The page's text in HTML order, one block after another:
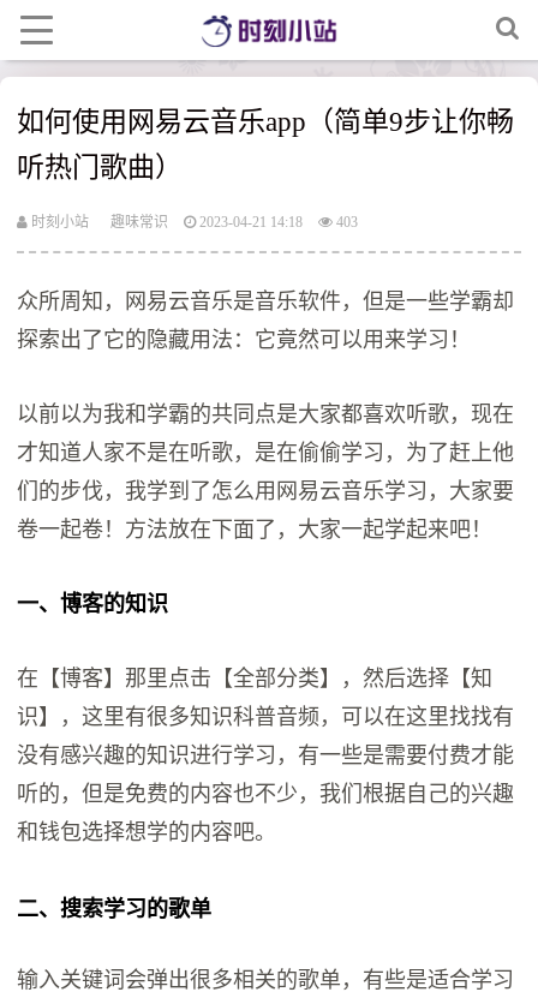
如何使用网易云音乐app（简单9步让你畅
听热门歌曲）
时刻小站 趣味常识 2023-04-21 14:18 403
众所周知，网易云音乐是音乐软件，但是一些学霸却
探索出了它的隐藏用法：它竟然可以用来学习！
以前以为我和学霸的共同点是大家都喜欢听歌，现在
才知道人家不是在听歌，是在偷偷学习，为了赶上他
们的步伐，我学到了怎么用网易云音乐学习，大家要
卷一起卷！方法放在下面了，大家一起学起来吧！
一、博客的知识
在【博客】那里点击【全部分类】，然后选择【知
识】，这里有很多知识科普音频，可以在这里找找有
没有感兴趣的知识进行学习，有一些是需要付费才能
听的，但是免费的内容也不少，我们根据自己的兴趣
和钱包选择想学的内容吧。
二、搜索学习的歌单
输入关键词会弹出很多相关的歌单，有些是适合学习